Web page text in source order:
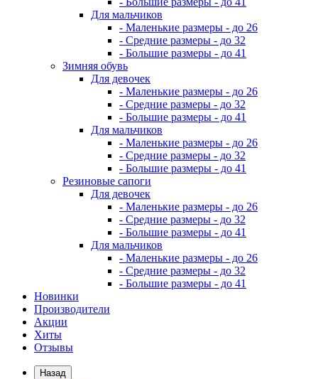
Для мальчиков
- Маленькие размеры - до 26
- Средние размеры - до 32
- Большие размеры - до 41
Зимняя обувь
Для девочек
- Маленькие размеры - до 26
- Средние размеры - до 32
- Большие размеры - до 41
Для мальчиков
- Маленькие размеры - до 26
- Средние размеры - до 32
- Большие размеры - до 41
Резиновые сапоги
Для девочек
- Маленькие размеры - до 26
- Средние размеры - до 32
- Большие размеры - до 41
Для мальчиков
- Маленькие размеры - до 26
- Средние размеры - до 32
- Большие размеры - до 41
Новинки
Производители
Акции
Хиты
Отзывы
Назад